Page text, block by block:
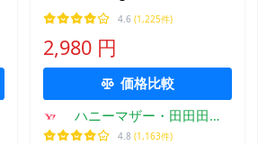
不検出 無農薬 はちみつ ハニー
マザー 送料無料 MGO261
4.6 (1,225件)
2,980 円
価格比較
ハニーマザー・田田田堂
公式ショップ
4.8 (1,163件)